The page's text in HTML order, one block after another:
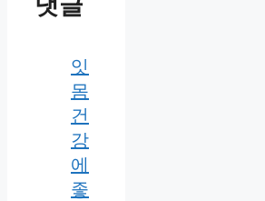
댓글
잇
몸
건
강
에
좋